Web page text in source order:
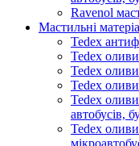
Ravenol
Мастильні
Tedex
Tedex
Tedex
Tedex
Tedex
автобусів,
Tedex